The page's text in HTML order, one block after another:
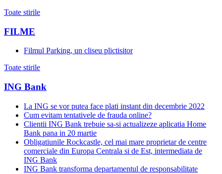
Toate stirile
FILME
Filmul Parking, un cliseu plictisitor
Toate stirile
ING Bank
La ING se vor putea face plati instant din decembrie 2022
Cum evitam tentativele de frauda online?
Clientii ING Bank trebuie sa-si actualizeze aplicatia Home
Bank pana in 20 martie
Obligatiunile Rockcastle, cel mai mare proprietar de centre
comerciale din Europa Centrala si de Est, intermediata de
ING Bank
ING Bank transforma departamentul de responsabilitate